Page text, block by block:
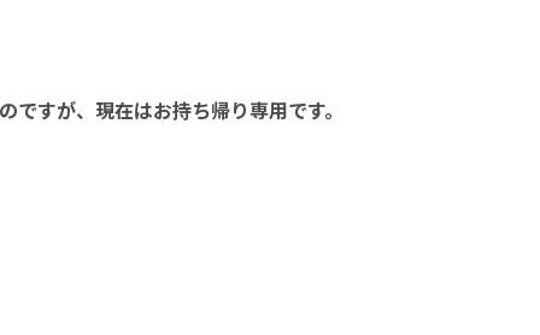
すが、現在はお持ち帰り専用です。